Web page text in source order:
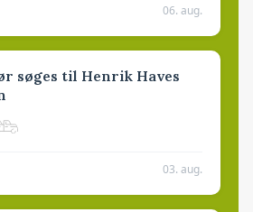
06. aug.
søges til Henrik Haves
03. aug.